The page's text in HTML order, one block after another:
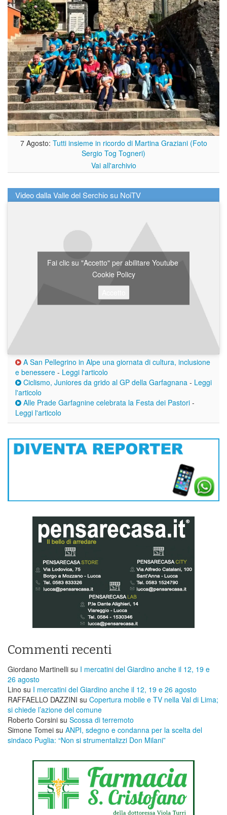
7 Agosto: Tutti insieme in ricordo di Martina Graziani (Foto
Sergio Tog Togneri)
Vai all'archivio
Video dalla Valle del Serchio su NoiTV
Fai clic su "Accetto" per abilitare Youtube
Cookie Policy
A San Pellegrino in Alpe una giornata di cultura, inclusione
e benessere - Leggi l'articolo
Ciclismo, Juniores da grido al GP della Garfagnana - Leggi
l'articolo
Alle Prade Garfagnine celebrata la Festa dei Pastori -
Leggi l'articolo
Commenti recenti
Giordano Martinelli su I mercatini del Giardino anche il 12, 19 e
26 agosto
Lino su I mercatini del Giardino anche il 12, 19 e 26 agosto
RAFFAELLO DAZZINI su ​Copertura mobile e TV nella Val di Lima;
si chiede l’azione del comune
Roberto Corsini su Scossa di terremoto
Simone Tomei su ANPI, sdegno e condanna per la scelta del
sindaco Puglia: “Non si strumentalizzi Don Milani”